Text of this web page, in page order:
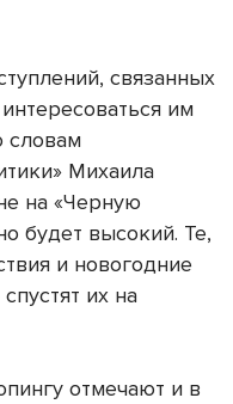
связанных
им
словам
Михаила
на «Черную
будет высокий. Те,
и новогодние
их на
отмечают и в